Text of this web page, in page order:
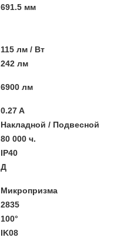
691.5 мм
115 лм / Вт
242 лм
6900 лм
0.27 A
Накладной / Подвесной
80 000 ч.
IP40
Д
Микропризма
2835
100°
IK08